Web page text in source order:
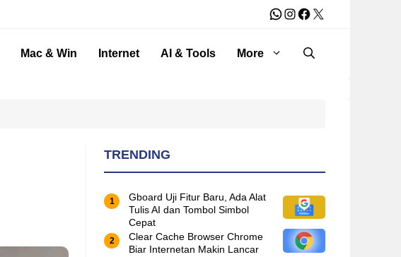
WhatsApp
Instagram
Facebook
X
Mac & Win Internet AI & Tools More
TRENDING
Gboard Uji Fitur Baru, Ada Alat
Tulis AI dan Tombol Simbol
Cepat
Clear Cache Browser Chrome
Biar Internetan Makin Lancar